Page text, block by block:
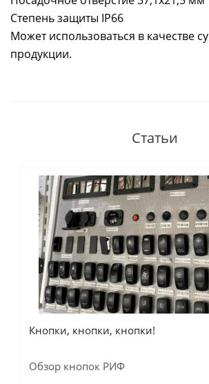
Степень защиты IP66
Может использоваться в качестве
продукции.
Статьи
Кнопки, кнопки, кнопки!
Обзор кнопок РИФ